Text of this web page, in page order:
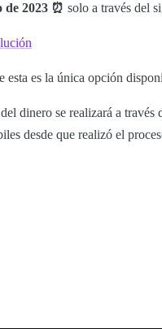
de 2023 ⏰ solo a través del
esta es la única opción
dinero se realizará a través
desde que realizó el